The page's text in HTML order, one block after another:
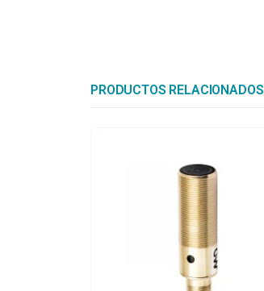
PRODUCTOS RELACIONADOS